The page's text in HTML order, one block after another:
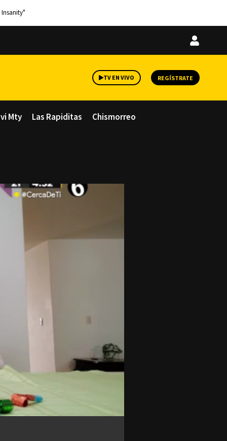
Iniciar
TV EN VIVO REGÍSTRATE
Mty Las Rapiditas Chismorreo